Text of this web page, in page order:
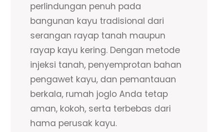
perlindungan penuh pada
bangunan kayu tradisional dari
serangan rayap tanah maupun
rayap kayu kering. Dengan metode
injeksi tanah, penyemprotan bahan
pengawet kayu, dan pemantauan
berkala, rumah joglo Anda tetap
aman, kokoh, serta terbebas dari
hama perusak kayu.